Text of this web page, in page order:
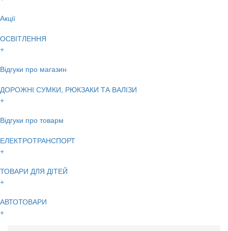
Акції
ОСВІТЛЕННЯ
+
Відгуки про магазин
ДОРОЖНІ СУМКИ, РЮКЗАКИ ТА ВАЛІЗИ
+
Відгуки про товарм
ЕЛЕКТРОТРАНСПОРТ
+
ТОВАРИ ДЛЯ ДІТЕЙ
+
АВТОТОВАРИ
+